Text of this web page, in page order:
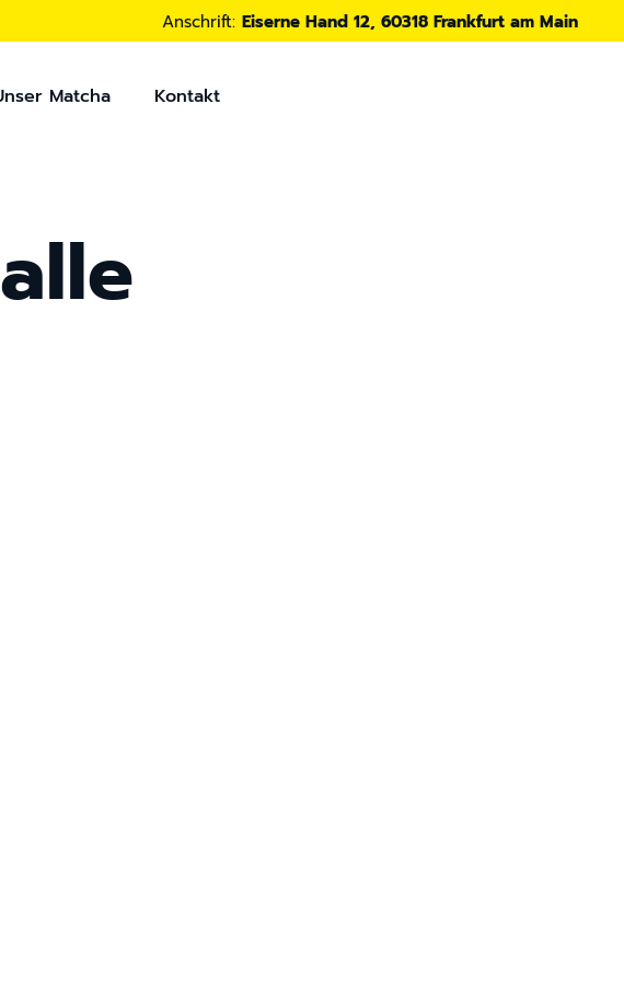
Anschrift: Eiserne Hand 12, 60318 Frankfurt am Main
Matcha Kontakt